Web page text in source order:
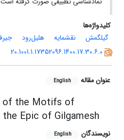
کلیدواژه‌ها
گیلگمش
نقشمایه هلیل‌رود
20.1001.1.17352096.1400.17.30.6.0
عنوان مقاله English
of the Motifs of
Epic of Gilgamesh
نویسندگان English